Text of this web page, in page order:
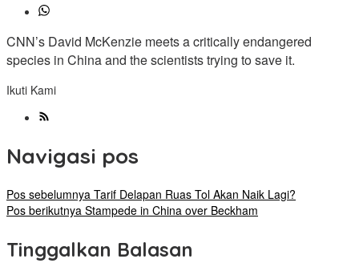
CNN’s David McKenzie meets a critically endangered
species in China and the scientists trying to save it.
Ikuti Kami
Navigasi pos
Pos sebelumnya Tarif Delapan Ruas Tol Akan Naik Lagi?
Pos berikutnya Stampede in China over Beckham
Tinggalkan Balasan